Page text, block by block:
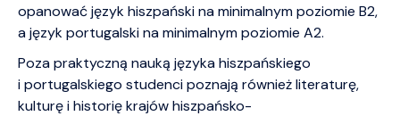
opanować język hiszpański na minimalnym poziomie B2,
a język portugalski na minimalnym poziomie A2.
Poza praktyczną nauką języka hiszpańskiego
i portugalskiego studenci poznają również literaturę,
kulturę i historię krajów hiszpańsko-